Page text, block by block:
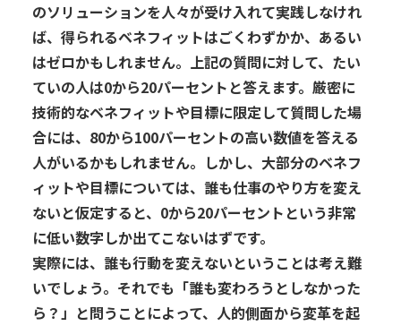
のソリューションを人々が受け入れて実践しなけれ
ば、 得られるベネフィットはごくわずかか、あるい
はゼロかもしれません。上記の質問に対して、 たい
ていの人は0から20パーセント と答えます。 厳密に
技術的なベネフィットや目標に限定して質問した場
合には、 80から100パーセントの高い数値を答える
人がいるかもしれません。しかし、大部分のベネフ
ィットや目標については、 誰も仕事のやり方を変え
ないと仮定すると、 0から20パーセントという非常
に低い数字しか出てこないはずです。
実際には、誰も行動を変えないということは考え難
いでしょう。それでも「誰も変わろうとしなかった
ら ？」と問うことによって、人的側面から変革を起